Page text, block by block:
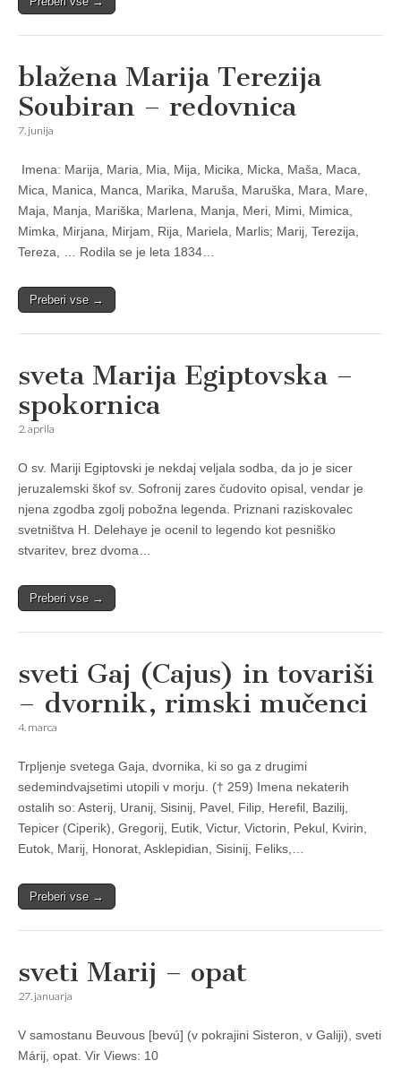
blažena Marija Terezija
Soubiran – redovnica
7. junija
Imena: Marija, Maria, Mia, Mija, Micika, Micka, Maša, Maca,
Mica, Manica, Manca, Marika, Maruša, Maruška, Mara, Mare,
Maja, Manja, Mariška, Marlena, Manja, Meri, Mimi, Mimica,
Mimka, Mirjana, Mirjam, Rija, Mariela, Marlis; Marij, Terezija,
Tereza, … Rodila se je leta 1834…
Preberi vse →
sveta Marija Egiptovska –
spokornica
2. aprila
O sv. Mariji Egiptovski je nekdaj veljala sodba, da jo je sicer
jeruzalemski škof sv. Sofronij zares čudovito opisal, vendar je
njena zgodba zgolj pobožna legenda. Priznani raziskovalec
svetništva H. Delehaye je ocenil to legendo kot pesniško
stvaritev, brez dvoma…
Preberi vse →
sveti Gaj (Cajus) in tovariši
– dvornik, rimski mučenci
4. marca
Trpljenje svetega Gaja, dvornika, ki so ga z drugimi
sedemindvajsetimi utopili v morju. († 259) Imena nekaterih
ostalih so: Asterij, Uranij, Sisinij, Pavel, Filip, Herefil, Bazilij,
Tepicer (Ciperik), Gregorij, Eutik, Victur, Victorin, Pekul, Kvirin,
Eutok, Marij, Honorat, Asklepidian, Sisinij, Feliks,…
Preberi vse →
sveti Marij – opat
27. januarja
V samostanu Beuvous [bevú] (v pokrajini Sisteron, v Galiji), sveti
Márij, opat. Vir Views: 10